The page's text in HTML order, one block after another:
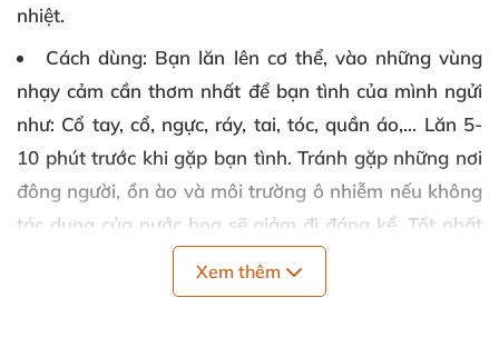
nhiệt.
Cách dùng: Bạn lăn lên cơ thể, vào những vùng
nhạy cảm cần thơm nhất để bạn tình của mình ngửi
như: Cổ tay, cổ, ngực, ráy, tai, tóc, quần áo,... Lăn 5-
10 phút trước khi gặp bạn tình. Tránh gặp những nơi
đông người, ồn ào và môi trường ô nhiễm nếu không
tác dụng của nước hoa sẽ giảm đi đáng kể. Tốt nhất
bạn nên xịt vào nơi bạn và đối tượng dễ tác động
nhất, khi đó nước hoa sẽ phát huy tác cho hiệu quả
Xem thêm